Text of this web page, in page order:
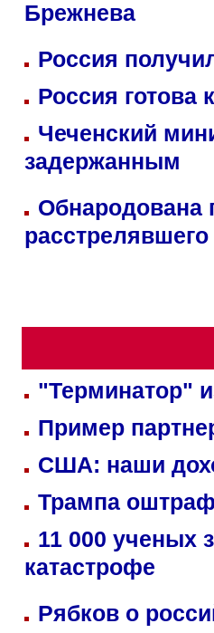
Брежнева
Россия
Россия готова
Чеченский
задержанным
Обнародована
"Терминатор"
Пример
США: наши
Трампа
11 000 ученых
катастрофе
Рябков о